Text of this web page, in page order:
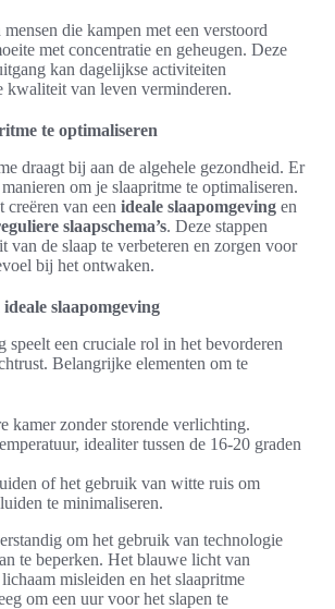
mensen die kampen met een verstoord
met concentratie en geheugen. Deze
kan dagelijkse activiteiten
kwaliteit van leven verminderen.
te optimaliseren
draagt bij aan de algehele gezondheid. Er
om je slaapritme te optimaliseren.
creëren van een ideale slaapomgeving en
slaapschema’s. Deze stappen
van de slaap te verbeteren en zorgen voor
bij het ontwaken.
slaapomgeving
speelt een cruciale rol in het bevorderen
Belangrijke elementen om te
kamer zonder storende verlichting.
idealiter tussen de 16-20 graden
of het gebruik van witte ruis om
te minimaliseren.
om het gebruik van technologie
te beperken. Het blauwe licht van
misleiden en het slaapritme
om een uur voor het slapen te